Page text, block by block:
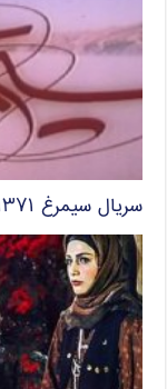
سریال سیمرغ ۱۳۷۱